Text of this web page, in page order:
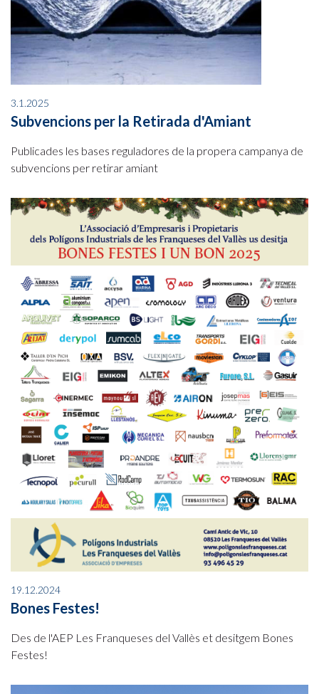
3.1.2025
Subvencions per la Retirada d'Amiant
Publicades les bases reguladores de la propera campanya de
subvencions per retirar amiant
19.12.2024
Bones Festes!
Des de l'AEP Les Franqueses del Vallès et desitgem Bones
Festes!